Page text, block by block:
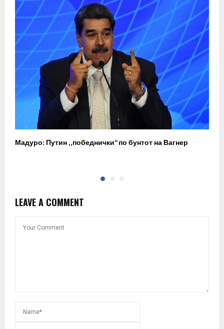
Мадуро: Путин „победнички“ по бунтот на Вагнер
LEAVE A COMMENT